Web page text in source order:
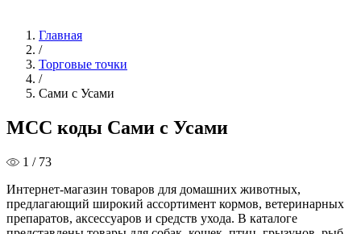
Главная
/
Торговые точки
/
Сами с Усами
MCC коды Сами с Усами
1 / 73
Интернет-магазин товаров для домашних животных,
предлагающий широкий ассортимент кормов, ветеринарных
препаратов, аксессуаров и средств ухода. В каталоге